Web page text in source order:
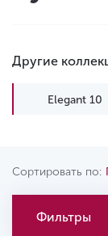
Другие
Elegant 10
Сортировать по:
Фильтры